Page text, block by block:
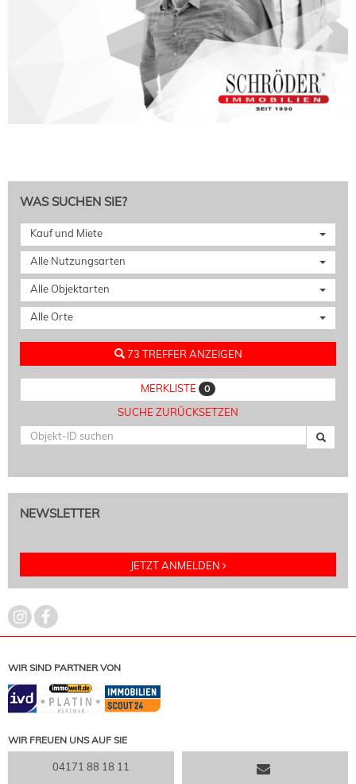
WAS SUCHEN SIE?
Kauf und Miete
Alle Nutzungsarten
Alle Objektarten
Alle Orte
73 TREFFER ANZEIGEN
MERKLISTE 0
SUCHE ZURÜCKSETZEN
NEWSLETTER
JETZT ANMELDEN
WIR SIND PARTNER VON
WIR FREUEN UNS AUF SIE
04171 88 18 11